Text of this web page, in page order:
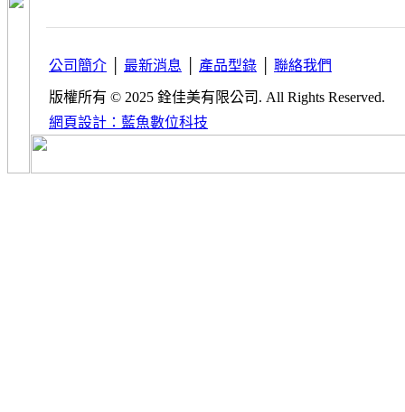
公司簡介 最新消息 產品型錄 聯絡我們
版權所有 © 2025 銓佳美有限公司. All Rights Reserved.
網頁設計：藍魚數位科技